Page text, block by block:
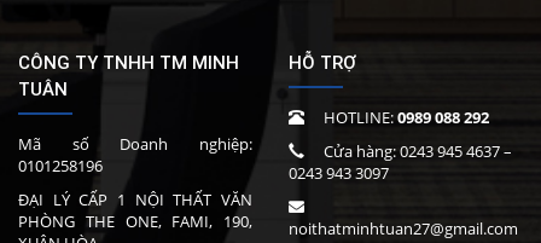
CÔNG TY TNHH TM MINH
TUÂN
Mã số Doanh nghiệp:
0101258196
ĐẠI LÝ CẤP 1 NỘI THẤT VĂN
PHÒNG THE ONE, FAMI, 190,
HỖ TRỢ
HOTLINE:0989 088 292
Cửa hàng:0243 945 4637–
0243 943 3097
noithatminhtuan27@gmail.com